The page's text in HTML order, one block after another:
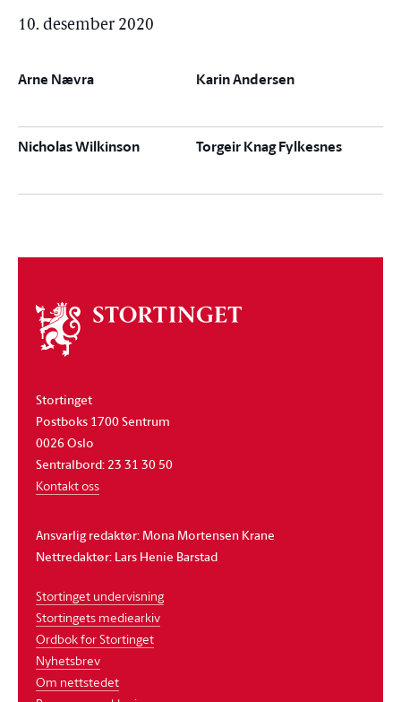
10. desember 2020
Arne Nævra Karin Andersen
Nicholas Wilkinson Torgeir Knag Fylkesnes
Om
stortinget
Stortinget
Postboks 1700 Sentrum
0026 Oslo
Sentralbord: 23 31 30 50
Kontakt oss
Ansvarlig redaktør: Mona Mortensen Krane
Nettredaktør: Lars Henie Barstad
Stortinget undervisning
Stortingets mediearkiv
Ordbok for Stortinget
Nyhetsbrev
Om nettstedet